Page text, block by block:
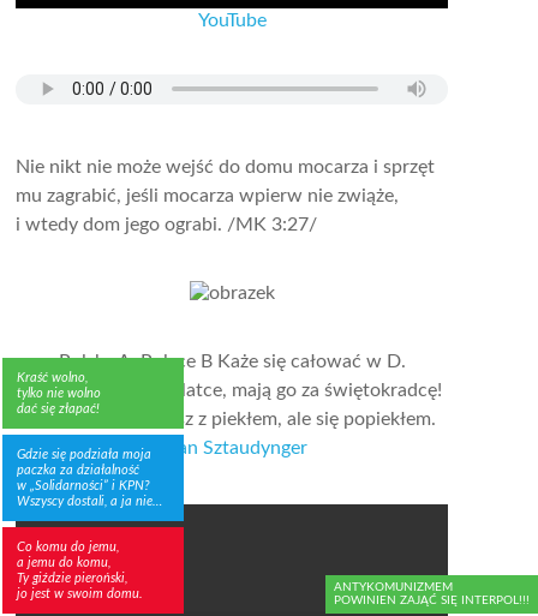
ANTYKOMUNIZMEM
POWINIEN ZAJĄĆ SIĘ INTERPOL!!!
Kraść wolno,
tylko nie wolno
dać się złapać!
Gdzie się podziała moja
paczka za działalność
w „Solidarności” i KPN?
Wszyscy dostali, a ja nie…
Co komu do jemu,
a jemu do komu,
Ty giździe pieroński,
jo jest w swoim domu.
YouTube
Nie nikt nie może wejść do domu mocarza i sprzęt
mu zagrabić, jeśli mocarza wpierw nie zwiąże,
i wtedy dom jego ograbi. /MK 3:27/
Polska A, Polsce B Każe się całować w D.
Wyłamał pręty w klatce, mają go za świętokradcę!
Wszedłem w sojusz z piekłem, ale się popiekłem.
- Jan Sztaudynger